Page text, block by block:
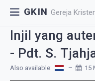
GKIN Gereja
Injil yang
- Pdt. S.
15